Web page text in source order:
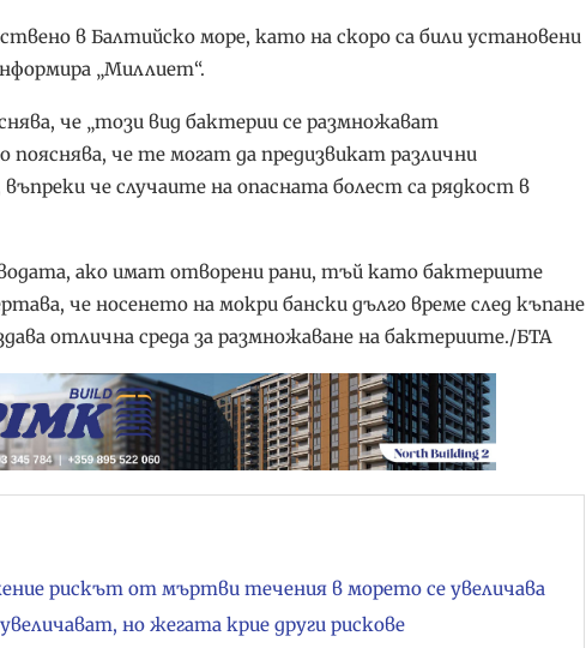
в Балтийско море, като на скоро са били установени
„Миллиет“.
че „този вид бактерии се размножават
пояснява, че те могат да предизвикат различни
въпреки че случаите на опасната болест са рядкост в
ако имат отворени рани, тъй като бактериите
че носенето на мокри бански дълго време след къпане
отлична среда за размножаване на бактериите./БТА
рискът от мъртви течения в морето се увеличава
но жегата крие други рискове